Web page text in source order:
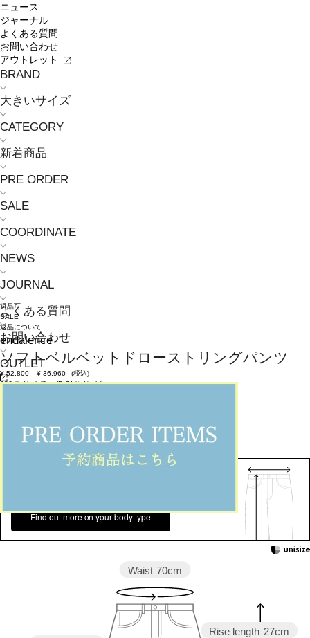
ニュース
ジャーナル
よくある質問
お問い合わせ
アウトレット
BRAND
大きいサイズ
CATEGORY
新着商品
PRE ORDER
SALE
COORDINATE
NEWS
JOURNAL
よくある質問
お問い合わせ
OUTLET
返品可
SALE
返品について
endalence
ソフトベルベットドローストリングパンツ
¥ 52,800 ¥ 36,960
(税込)
336ポイント還元 (BIGIポイント)
返品について
カラー・サイズを選択する
Find out more on your body type
Rise length 27cm
Waist 70cm